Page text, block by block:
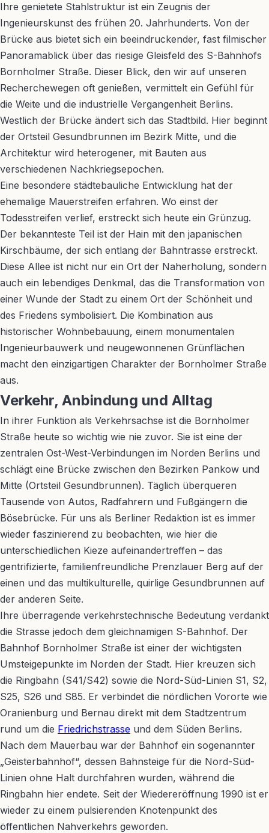
Ihre genietete Stahlstruktur ist ein Zeugnis der
Ingenieurskunst des frühen 20. Jahrhunderts. Von der
Brücke aus bietet sich ein beeindruckender, fast filmischer
Panoramablick über das riesige Gleisfeld des S-Bahnhofs
Bornholmer Straße. Dieser Blick, den wir auf unseren
Recherchewegen oft genießen, vermittelt ein Gefühl für
die Weite und die industrielle Vergangenheit Berlins.
Westlich der Brücke ändert sich das Stadtbild. Hier beginnt
der Ortsteil Gesundbrunnen im Bezirk Mitte, und die
Architektur wird heterogener, mit Bauten aus
verschiedenen Nachkriegsepochen.
Eine besondere städtebauliche Entwicklung hat der
ehemalige Mauerstreifen erfahren. Wo einst der
Todesstreifen verlief, erstreckt sich heute ein Grünzug.
Der bekannteste Teil ist der Hain mit den japanischen
Kirschbäume, der sich entlang der Bahntrasse erstreckt.
Diese Allee ist nicht nur ein Ort der Naherholung, sondern
auch ein lebendiges Denkmal, das die Transformation von
einer Wunde der Stadt zu einem Ort der Schönheit und
des Friedens symbolisiert. Die Kombination aus
historischer Wohnbebauung, einem monumentalen
Ingenieurbauwerk und neugewonnenen Grünflächen
macht den einzigartigen Charakter der Bornholmer Straße
aus.
Verkehr, Anbindung und Alltag
In ihrer Funktion als Verkehrsachse ist die Bornholmer
Straße heute so wichtig wie nie zuvor. Sie ist eine der
zentralen Ost-West-Verbindungen im Norden Berlins und
schlägt eine Brücke zwischen den Bezirken Pankow und
Mitte (Ortsteil Gesundbrunnen). Täglich überqueren
Tausende von Autos, Radfahrern und Fußgängern die
Bösebrücke. Für uns als Berliner Redaktion ist es immer
wieder faszinierend zu beobachten, wie hier die
unterschiedlichen Kieze aufeinandertreffen – das
gentrifizierte, familienfreundliche Prenzlauer Berg auf der
einen und das multikulturelle, quirlige Gesundbrunnen auf
der anderen Seite.
Ihre überragende verkehrstechnische Bedeutung verdankt
die Strasse jedoch dem gleichnamigen S-Bahnhof. Der
Bahnhof Bornholmer Straße ist einer der wichtigsten
Umsteigepunkte im Norden der Stadt. Hier kreuzen sich
die Ringbahn (S41/S42) sowie die Nord-Süd-Linien S1, S2,
S25, S26 und S85. Er verbindet die nördlichen Vororte wie
Oranienburg und Bernau direkt mit dem Stadtzentrum
rund um die Friedrichstrasse und dem Süden Berlins.
Nach dem Mauerbau war der Bahnhof ein sogenannter
„Geisterbahnhof“, dessen Bahnsteige für die Nord-Süd-
Linien ohne Halt durchfahren wurden, während die
Ringbahn hier endete. Seit der Wiedereröffnung 1990 ist er
wieder zu einem pulsierenden Knotenpunkt des
öffentlichen Nahverkehrs geworden.